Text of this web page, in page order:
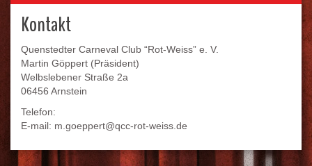
Kontakt
Quenstedter Carneval Club “Rot-Weiss” e. V.
Martin Göppert (Präsident)
Welbslebener Straße 2a
06456 Arnstein
Telefon:
E-mail: m.goeppert@qcc-rot-weiss.de